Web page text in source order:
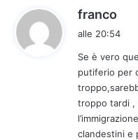
franco
e
t
t
o
:
alle 20:54
Se è vero
putiferio per
troppo tardi ,
clandestini e